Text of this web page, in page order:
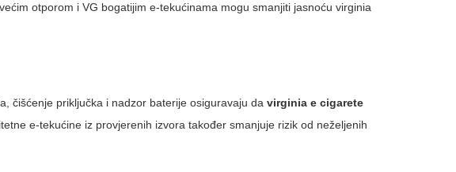
otporom i VG bogatijim e-tekućinama mogu smanjiti jasnoću virginia
čišćenje priključka i nadzor baterije osiguravaju davirginia e cigarete
e-tekućine iz provjerenih izvora također smanjuje rizik od neželjenih